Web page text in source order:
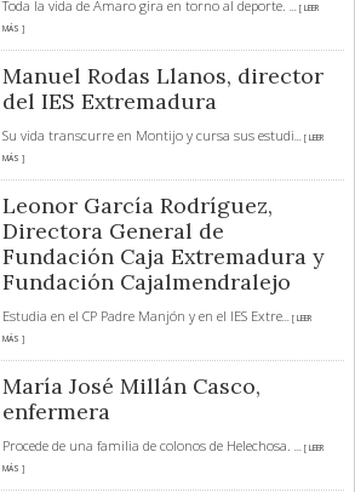
Toda la vida de Amaro gira en torno al deporte.
... [ LEER
MÁS ]
Manuel Rodas Llanos, director
del IES Extremadura
Su vida transcurre en Montijo y cursa sus estudi... [ LEER
MÁS ]
Leonor García Rodríguez,
Directora General de
Fundación Caja Extremadura y
Fundación Cajalmendralejo
Estudia en el CP Padre Manjón y en el IES Extre... [ LEER
MÁS ]
María José Millán Casco,
enfermera
Procede de una familia de colonos de Helechosa.
... [ LEER
MÁS ]